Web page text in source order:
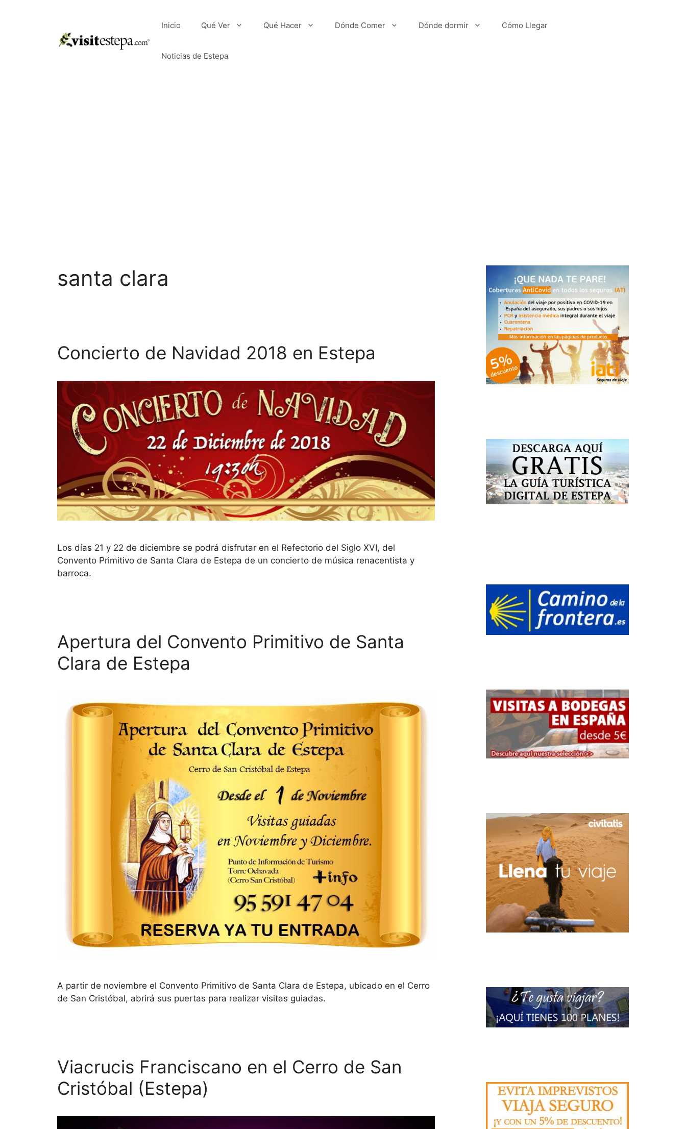
Inicio Qué Ver Qué Hacer Dónde Comer Dónde dormir Cómo Llegar
Noticias de Estepa
santa clara
Concierto de Navidad 2018 en Estepa
Los días 21 y 22 de diciembre se podrá disfrutar en el Refectorio del Siglo XVI, del
Convento Primitivo de Santa Clara de Estepa de un concierto de música renacentista y
barroca.
Apertura del Convento Primitivo de Santa
Clara de Estepa
A partir de noviembre el Convento Primitivo de Santa Clara de Estepa, ubicado en el Cerro
de San Cristóbal, abrirá sus puertas para realizar visitas guiadas.
Viacrucis Franciscano en el Cerro de San
Cristóbal (Estepa)